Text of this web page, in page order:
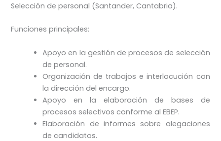
Selección de personal (Santander, Cantabria).
Funciones principales:
Apoyo en la gestión de procesos de selección
de personal.
Organización de trabajos e interlocución con
la dirección del encargo.
Apoyo en la elaboración de bases de
procesos selectivos conforme al EBEP.
Elaboración de informes sobre alegaciones
de candidatos.